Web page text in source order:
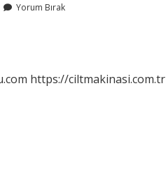
Yorum Bırak
https://ciltmakinasi.com.tr